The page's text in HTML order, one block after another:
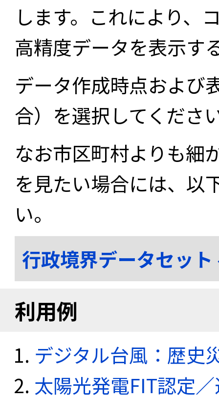
します。これにより、
高精度データを表示す
データ作成時点および
合）を選択してくださ
なお市区町村よりも細
を見たい場合には、以
い。
行政境界データセッ
利用例
デジタル台風：歴史
太陽光発電FIT認定